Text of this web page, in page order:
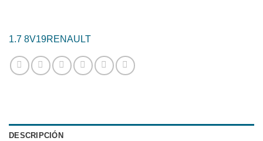
1.7 8V19RENAULT
DESCRIPCIÓN